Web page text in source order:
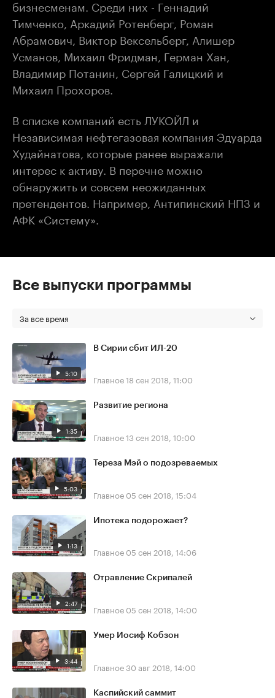
бизнесменам. Среди них - Геннадий
Тимченко, Аркадий Ротенберг, Роман
Абрамович, Виктор Вексельберг, Алишер
Усманов, Михаил Фридман, Герман Хан,
Владимир Потанин, Сергей Галицкий и
Михаил Прохоров.
В списке компаний есть ЛУКОЙЛ и
Независимая нефтегазовая компания Эдуарда
Худайнатова, которые ранее выражали
интерес к активу. В перечне можно
обнаружить и совсем неожиданных
претендентов. Например, Антипинский НПЗ и
АФК «Систему».
Все выпуски программы
За все время
5:10
В Сирии сбит ИЛ-20
Главное18 сен 2018, 11:00
1:35
Развитие региона
Главное13 сен 2018, 10:00
5:03
Тереза Мэй о подозреваемых
Главное 05 сен 2018, 15:04
1:13
Ипотека подорожает?
Главное 05 сен 2018, 14:06
2:47
Отравление Скрипалей
Главное 05 сен 2018, 14:00
3:44
Умер Иосиф Кобзон
Главное30 авг 2018, 14:00
Каспийский саммит